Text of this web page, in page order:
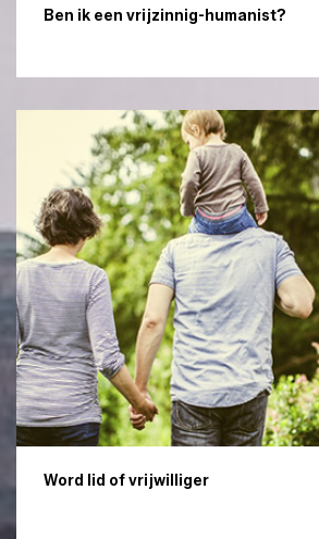
Ben ik een vrijzinnig-humanist?
Word lid of vrijwilliger